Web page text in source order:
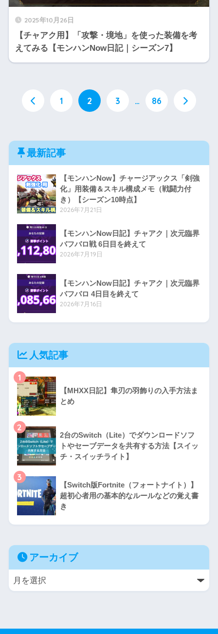
2025年10月26日
【チャアク用】「攻撃・境地」を使った装備を考
えてみる【モンハンNow日記｜シーズン7】
1 2 3 … 86
最新記事
【モンハンNow】チャージアックス「剣強
化」用装備＆スキル構成メモ（戦闘力付
き）【シーズン10時点】
2026年7月21日
【モンハンNow日記】チャアク｜次元臨界
バフバロ戦 6日目を終えて
2026年7月19日
【モンハンNow日記】チャアク｜次元臨界
バフバロ 4日目を終えて
2026年7月16日
人気記事
1
【MHXX日記】隼刃の羽飾りの入手方法ま
とめ
2
2台のSwitch（Lite）でダウンロードソフ
トやセーブデータを共有する方法【スイッ
チ・スイッチライト】
3
【Switch版Fortnite（フォートナイト）】
超初心者用の基本的なルールなどの覚え書
き
アーカイブ